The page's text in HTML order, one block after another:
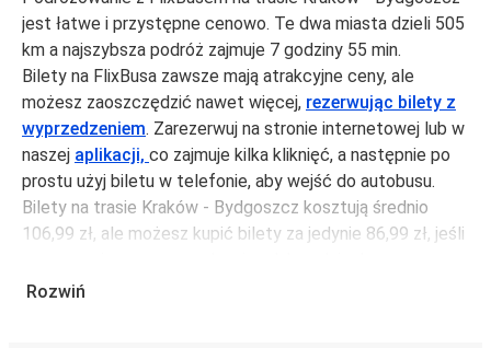
jest łatwe i przystępne cenowo. Te dwa miasta dzieli 505
km a najszybsza podróż zajmuje 7 godziny 55 min.
Bilety na FlixBusa zawsze mają atrakcyjne ceny, ale
możesz zaoszczędzić nawet więcej, rezerwując bilety z
wyprzedzeniem. Zarezerwuj na stronie internetowej lub w
naszej aplikacji, co zajmuje kilka kliknięć, a następnie po
prostu użyj biletu w telefonie, aby wejść do autobusu.
Bilety na trasie Kraków - Bydgoszcz kosztują średnio
106,99 zł, ale możesz kupić bilety za jedynie 86,99 zł, jeśli
unikając weekendów i świąt. Aby podróżować szybko,
Rozwiń